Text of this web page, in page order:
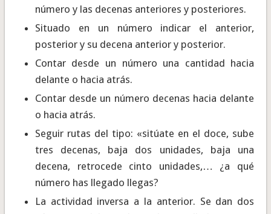
número y las decenas anteriores y posteriores.
Situado en un número indicar el anterior,
posterior y su decena anterior y posterior.
Contar desde un número una cantidad hacia
delante o hacia atrás.
Contar desde un número decenas hacia delante
o hacia atrás.
Seguir rutas del tipo: «sitúate en el doce, sube
tres decenas, baja dos unidades, baja una
decena, retrocede cinto unidades,… ¿a qué
número has llegado llegas?
La actividad inversa a la anterior. Se dan dos